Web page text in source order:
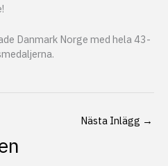
Danmark Norge med hela 43-
Nästa Inlägg →